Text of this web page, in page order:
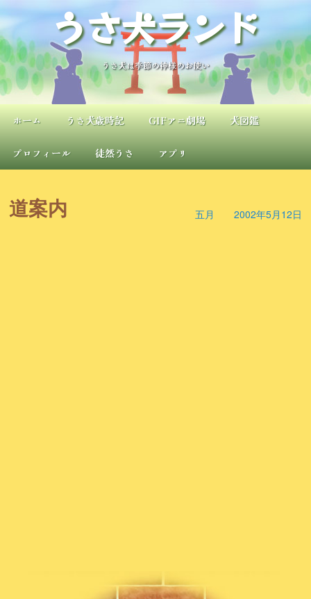
内
容
を
ス
キ
プ
うさ犬ランド
うさ犬は季節の神様のお使い
ホーム うさ犬歳時記 GIFアニ劇場 犬図鑑
プロフィール 徒然うさ アプリ
道案内 五月 2002年5月12日